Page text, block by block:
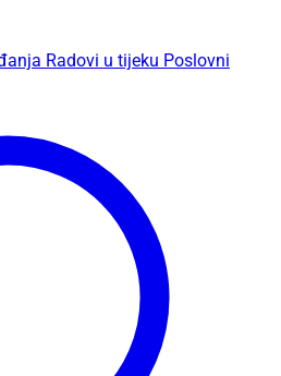
Radovi u tijeku Poslovni